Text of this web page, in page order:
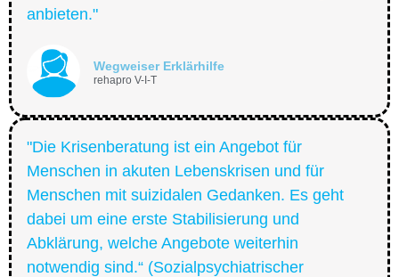
anbieten."
Wegweiser Erklärhilfe
rehapro V-I-T
"Die Krisenberatung ist ein Angebot für
Menschen in akuten Lebenskrisen und für
Menschen mit suizidalen Gedanken. Es geht
dabei um eine erste Stabilisierung und
Abklärung, welche Angebote weiterhin
notwendig sind.“ (Sozialpsychiatrischer